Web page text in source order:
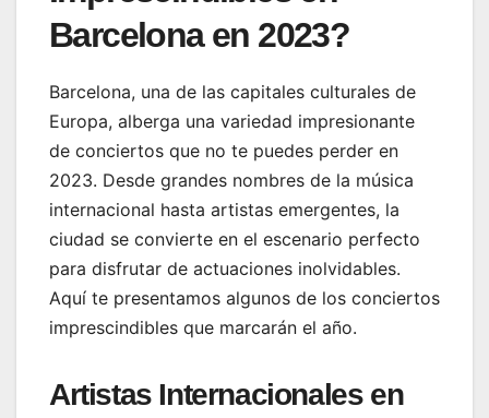
Barcelona en 2023?
Barcelona, una de las capitales culturales de
Europa, alberga una variedad impresionante
de conciertos que no te puedes perder en
2023. Desde grandes nombres de la música
internacional hasta artistas emergentes, la
ciudad se convierte en el escenario perfecto
para disfrutar de actuaciones inolvidables.
Aquí te presentamos algunos de los conciertos
imprescindibles que marcarán el año.
Artistas Internacionales en